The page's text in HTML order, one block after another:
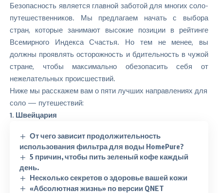
Безопасность является главной заботой для многих соло-
путешественников. Мы предлагаем начать с выбора
стран, которые занимают высокие позиции в рейтинге
Всемирного Индекса Счастья. Но тем не менее, вы
должны проявлять осторожность и бдительность в чужой
стране, чтобы максимально обезопасить себя от
нежелательных происшествий.
Ниже мы расскажем вам о пяти лучших направлениях для
соло — путешествий:
1. Швейцария
От чего зависит продолжительность
использования фильтра для воды HomePure?
5 причин, чтобы пить зеленый кофе каждый
день.
Несколько секретов о здоровье вашей кожи
«Абсолютная жизнь» по версии QNET